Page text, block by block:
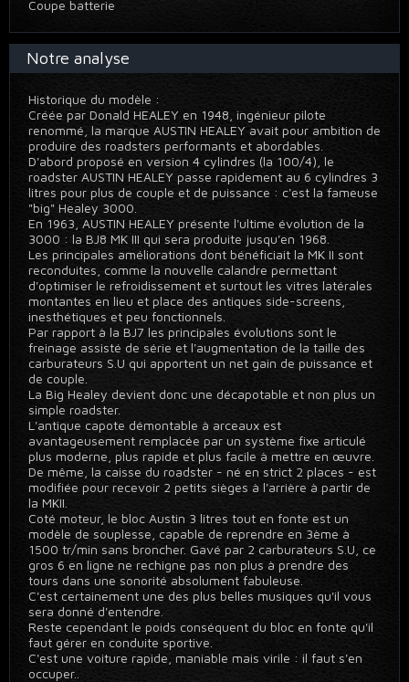
Coupe batterie
Notre analyse
Historique du modèle :
Créée par Donald HEALEY en 1948, ingénieur pilote
renommé, la marque AUSTIN HEALEY avait pour ambition de
produire des roadsters performants et abordables.
D'abord proposé en version 4 cylindres (la 100/4), le
roadster AUSTIN HEALEY passe rapidement au 6 cylindres 3
litres pour plus de couple et de puissance : c'est la fameuse
"big" Healey 3000.
En 1963, AUSTIN HEALEY présente l'ultime évolution de la
3000 : la BJ8 MK III qui sera produite jusqu'en 1968.
Les principales améliorations dont bénéficiait la MK II sont
reconduites, comme la nouvelle calandre permettant
d'optimiser le refroidissement et surtout les vitres latérales
montantes en lieu et place des antiques side-screens,
inesthétiques et peu fonctionnels.
Par rapport à la BJ7 les principales évolutions sont le
freinage assisté de série et l'augmentation de la taille des
carburateurs S.U qui apportent un net gain de puissance et
de couple.
La Big Healey devient donc une décapotable et non plus un
simple roadster.
L'antique capote démontable à arceaux est
avantageusement remplacée par un système fixe articulé
plus moderne, plus rapide et plus facile à mettre en œuvre.
De même, la caisse du roadster - né en strict 2 places - est
modifiée pour recevoir 2 petits sièges à l'arrière à partir de
la MKII.
Coté moteur, le bloc Austin 3 litres tout en fonte est un
modèle de souplesse, capable de reprendre en 3ème à
1500 tr/min sans broncher. Gavé par 2 carburateurs S.U, ce
gros 6 en ligne ne rechigne pas non plus à prendre des
tours dans une sonorité absolument fabuleuse.
C'est certainement une des plus belles musiques qu'il vous
sera donné d'entendre.
Reste cependant le poids conséquent du bloc en fonte qu'il
faut gérer en conduite sportive.
C'est une voiture rapide, maniable mais virile : il faut s'en
occuper..